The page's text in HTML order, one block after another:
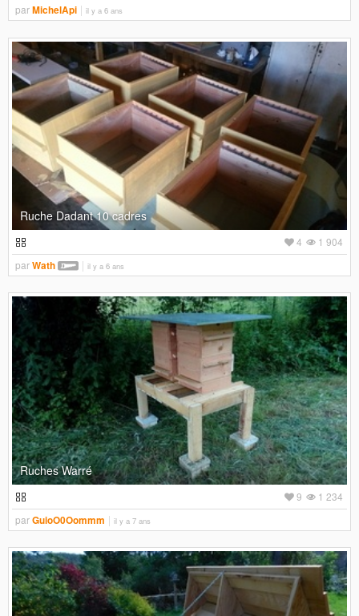
parMichelApi il y a 6 ans
Ruche Dadant 10 cadres
1 904
4
parWath il y a 6 ans
Ruches Warré
1 234
9
parGuioO0Oommm il y a 7 ans